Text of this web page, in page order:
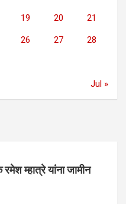
19 20 21
26 27 28
Jul »
म्हात्रे यांना जामीन